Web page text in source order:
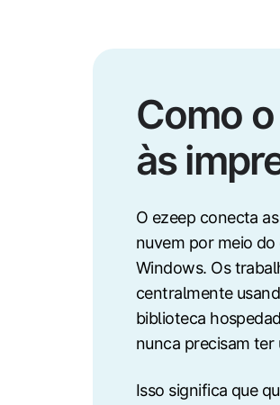
Como
às
O ezeep conecta
nuvem por meio
Windows. Os
centralmente
biblioteca
nunca precisam
Isso significa que